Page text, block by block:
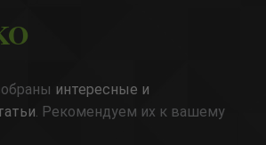
интересные и
. Рекомендуем их к вашему